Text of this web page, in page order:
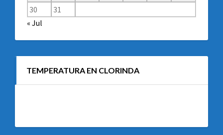
30
31
« Jul
TEMPERATURA EN CLORINDA